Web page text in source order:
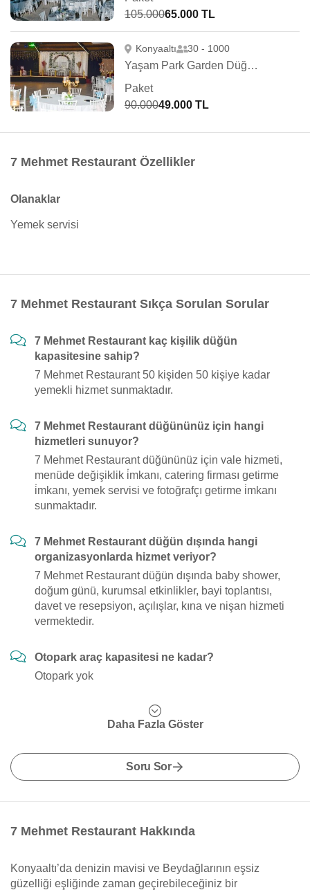
105.00065.000 TL
Konyaaltı 30 - 1000
Yaşam Park Garden Düğün Salonu
Paket
90.00049.000 TL
7 Mehmet Restaurant Özellikler
Olanaklar
Yemek servisi
7 Mehmet Restaurant Sıkça Sorulan Sorular
7 Mehmet Restaurant kaç kişilik düğün
kapasitesine sahip?
7 Mehmet Restaurant 50 kişiden 50 kişiye kadar
yemekli hizmet sunmaktadır.
7 Mehmet Restaurant düğününüz için hangi
hizmetleri sunuyor?
7 Mehmet Restaurant düğününüz için vale hizmeti,
menüde değişiklik i̇mkanı, catering firması getirme
i̇mkanı, yemek servisi ve fotoğrafçı getirme i̇mkanı
sunmaktadır.
7 Mehmet Restaurant düğün dışında hangi
organizasyonlarda hizmet veriyor?
7 Mehmet Restaurant düğün dışında baby shower,
doğum günü, kurumsal etkinlikler, bayi toplantısı,
davet ve resepsiyon, açılışlar, kına ve nişan hizmeti
vermektedir.
Otopark araç kapasitesi ne kadar?
Otopark yok
Daha Fazla Göster
Soru Sor
7 Mehmet Restaurant Hakkında
Konyaaltı’da denizin mavisi ve Beydağlarının eşsiz
güzelliği eşliğinde zaman geçirebileceğiniz bir